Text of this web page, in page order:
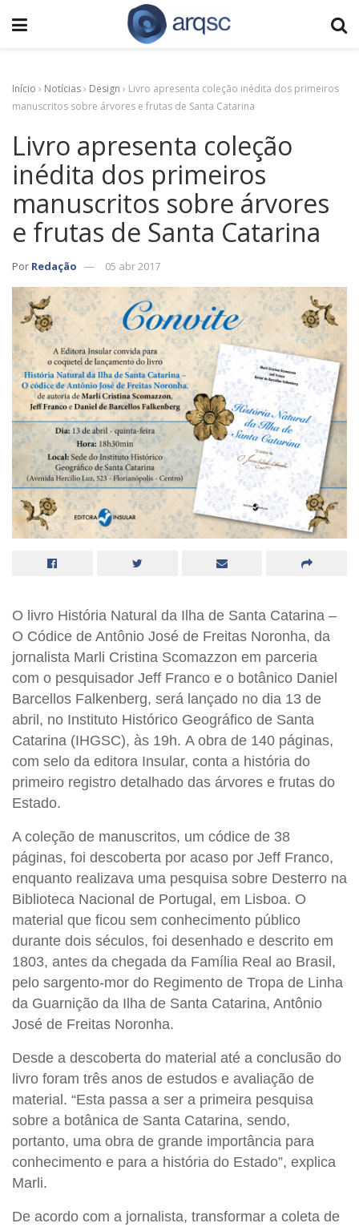
Início › Notícias› Design › Livro apresenta coleção inédita dos primeiros
manuscritos sobre árvores e frutas de Santa Catarina
Livro apresenta coleção
inédita dos primeiros
manuscritos sobre árvores
e frutas de Santa Catarina
Por Redação 05 abr 2017
O livro História Natural da Ilha de Santa Catarina –
O Códice de Antônio José de Freitas Noronha, da
jornalista Marli Cristina Scomazzon em parceria
com o pesquisador Jeff Franco e o botânico Daniel
Barcellos Falkenberg, será lançado no dia 13 de
abril, no Instituto Histórico Geográfico de Santa
Catarina (IHGSC), às 19h. A obra de 140 páginas,
com selo da editora Insular, conta a história do
primeiro registro detalhado das árvores e frutas do
Estado.
A coleção de manuscritos, um códice de 38
páginas, foi descoberta por acaso por Jeff Franco,
enquanto realizava uma pesquisa sobre Desterro na
Biblioteca Nacional de Portugal, em Lisboa. O
material que ficou sem conhecimento público
durante dois séculos, foi desenhado e descrito em
1803, antes da chegada da Família Real ao Brasil,
pelo sargento-mor do Regimento de Tropa de Linha
da Guarnição da Ilha de Santa Catarina, Antônio
José de Freitas Noronha.
Desde a descoberta do material até a conclusão do
livro foram três anos de estudos e avaliação de
material. “Esta passa a ser a primeira pesquisa
sobre a botânica de Santa Catarina, sendo,
portanto, uma obra de grande importância para
conhecimento e para a história do Estado”, explica
Marli.
De acordo com a jornalista, transformar a coleta de